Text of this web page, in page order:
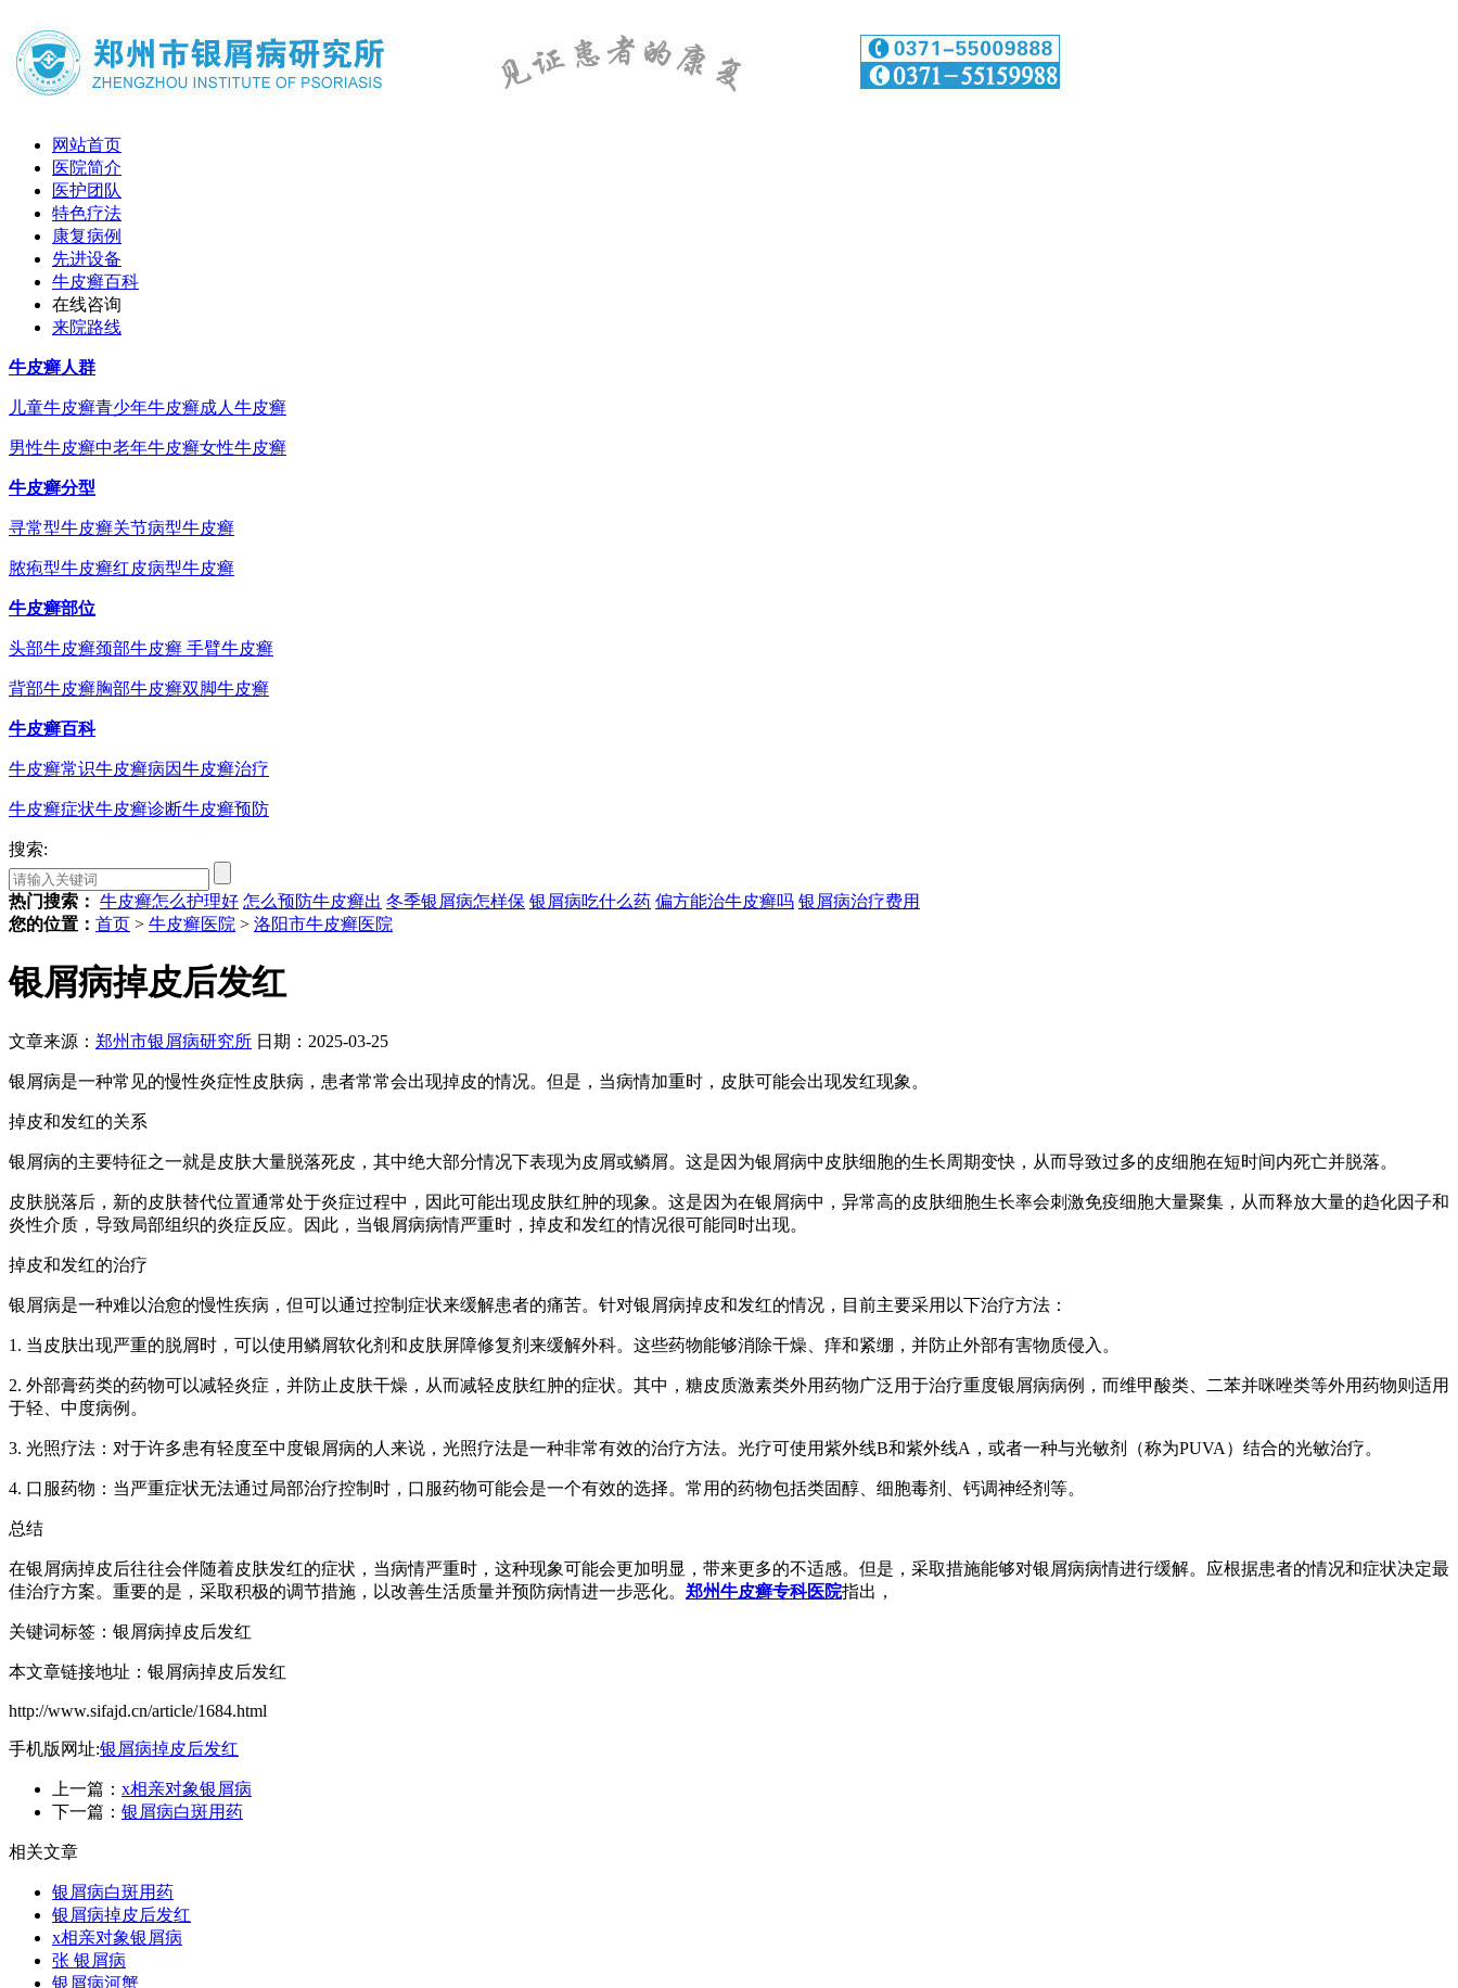
网站首页
医院简介
医护团队
特色疗法
康复病例
先进设备
牛皮癣百科
在线咨询
来院路线
牛皮癣人群
儿童牛皮癣青少年牛皮癣成人牛皮癣
男性牛皮癣中老年牛皮癣女性牛皮癣
牛皮癣分型
寻常型牛皮癣关节病型牛皮癣
脓疱型牛皮癣红皮病型牛皮癣
牛皮癣部位
头部牛皮癣颈部牛皮癣 手臂牛皮癣
背部牛皮癣胸部牛皮癣双脚牛皮癣
牛皮癣百科
牛皮癣常识牛皮癣病因牛皮癣治疗
牛皮癣症状牛皮癣诊断牛皮癣预防
搜索:
热门搜索： 牛皮癣怎么护理好 怎么预防牛皮癣出 冬季银屑病怎样保 银屑病吃什么药 偏方能治牛皮癣吗 银屑病治疗费用
您的位置： 首页 > 牛皮癣医院 > 洛阳市牛皮癣医院
银屑病掉皮后发红
文章来源： 郑州市银屑病研究所 日期：2025-03-25
银屑病是一种常见的慢性炎症性皮肤病，患者常常会出现掉皮的情况。但是，当病情加重时，皮肤可能会出现发红现象。
掉皮和发红的关系
银屑病的主要特征之一就是皮肤大量脱落死皮，其中绝大部分情况下表现为皮屑或鳞屑。这是因为银屑病中皮肤细胞的生长周期变快，从而导致过多的皮细胞在短时间内死亡并脱落。
皮肤脱落后，新的皮肤替代位置通常处于炎症过程中，因此可能出现皮肤红肿的现象。这是因为在银屑病中，异常高的皮肤细胞生长率会刺激免疫细胞大量聚集，从而释放大量的趋化因子和
炎性介质，导致局部组织的炎症反应。因此，当银屑病病情严重时，掉皮和发红的情况很可能同时出现。
掉皮和发红的治疗
银屑病是一种难以治愈的慢性疾病，但可以通过控制症状来缓解患者的痛苦。针对银屑病掉皮和发红的情况，目前主要采用以下治疗方法：
1. 当皮肤出现严重的脱屑时，可以使用鳞屑软化剂和皮肤屏障修复剂来缓解外科。这些药物能够消除干燥、痒和紧绷，并防止外部有害物质侵入。
2. 外部膏药类的药物可以减轻炎症，并防止皮肤干燥，从而减轻皮肤红肿的症状。其中，糖皮质激素类外用药物广泛用于治疗重度银屑病病例，而维甲酸类、二苯并咪唑类等外用药物则适用
于轻、中度病例。
3. 光照疗法：对于许多患有轻度至中度银屑病的人来说，光照疗法是一种非常有效的治疗方法。光疗可使用紫外线B和紫外线A，或者一种与光敏剂（称为PUVA）结合的光敏治疗。
4. 口服药物：当严重症状无法通过局部治疗控制时，口服药物可能会是一个有效的选择。常用的药物包括类固醇、细胞毒剂、钙调神经剂等。
总结
在银屑病掉皮后往往会伴随着皮肤发红的症状，当病情严重时，这种现象可能会更加明显，带来更多的不适感。但是，采取措施能够对银屑病病情进行缓解。应根据患者的情况和症状决定最
佳治疗方案。重要的是，采取积极的调节措施，以改善生活质量并预防病情进一步恶化。 郑州牛皮癣专科医院指出，
关键词标签：银屑病掉皮后发红
本文章链接地址：银屑病掉皮后发红
http://www.sifajd.cn/article/1684.html
手机版网址:银屑病掉皮后发红
上一篇： x相亲对象银屑病
下一篇： 银屑病白斑用药
相关文章
银屑病白斑用药
银屑病掉皮后发红
x相亲对象银屑病
张 银屑病
银屑病河蟹